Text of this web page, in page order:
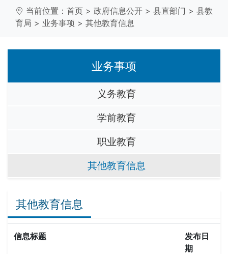
当前位置： 首页 > 政府信息公开 > 县直部门 > 县教
育局 > 业务事项 > 其他教育信息
业务事项
义务教育
学前教育
职业教育
其他教育信息
其他教育信息
信息标题
发布日
期